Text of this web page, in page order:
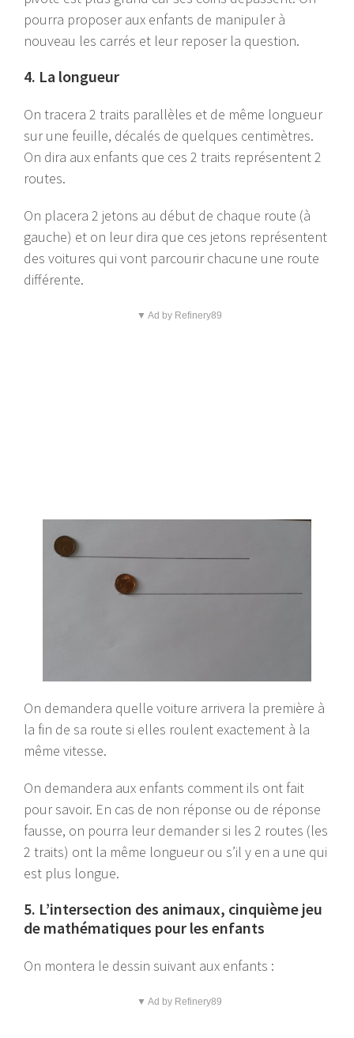
pourra proposer aux enfants de manipuler à
nouveau les carrés et leur reposer la question.
4. La longueur
On tracera 2 traits parallèles et de même longueur
sur une feuille, décalés de quelques centimètres.
On dira aux enfants que ces 2 traits représentent 2
routes.
On placera 2 jetons au début de chaque route (à
gauche) et on leur dira que ces jetons représentent
des voitures qui vont parcourir chacune une route
différente.
▼ Ad by Refinery89
On demandera quelle voiture arrivera la première à
la fin de sa route si elles roulent exactement à la
même vitesse.
On demandera aux enfants comment ils ont fait
pour savoir. En cas de non réponse ou de réponse
fausse, on pourra leur demander si les 2 routes (les
2 traits) ont la même longueur ou s’il y en a une qui
est plus longue.
5. L’intersection des animaux, cinquième jeu
de mathématiques pour les enfants
On montera le dessin suivant aux enfants :
▼ Ad by Refinery89